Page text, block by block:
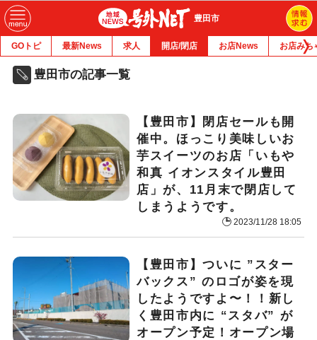
豊田市
GOトピ 最新News 求人 開店/閉店 お店News お店みち
豊田市の記事一覧
【豊田市】閉店セールも開
催中。ほっこり美味しいお
芋スイーツのお店「いもや
和真 イオンスタイル豊田
店」が、11月末で閉店して
しまうようです。
2023/11/28 18:05
【豊田市】ついに ”スター
バックス” のロゴが姿を現
したようですよ〜！！新し
く豊田市内に “スタバ” が
オープン予定！オープン場